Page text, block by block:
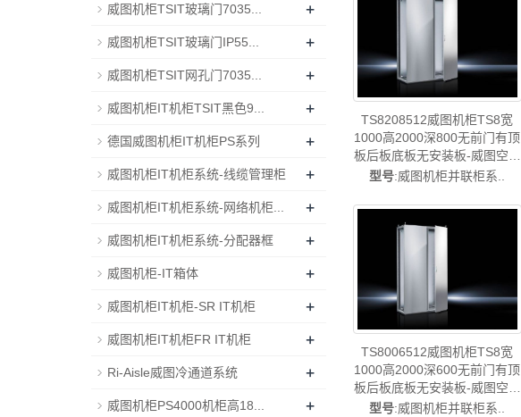
TS8208512威图机柜TS8宽
1000高2000深800无前门有顶
板后板底板无安装板-威图空调
威图风扇TS8208.512
型号:威图机柜并联柜系..
TS8006512威图机柜TS8宽
1000高2000深600无前门有顶
板后板底板无安装板-威图空调
威图风扇TS8006.512
型号:威图机柜并联柜系..
威图机柜TSIT玻璃门7035... +
威图机柜TSIT玻璃门IP55... +
威图机柜TSIT网孔门7035... +
威图机柜IT机柜TSIT黑色9... +
德国威图机柜IT机柜PS系列 +
威图机柜IT机柜系统-线缆管理柜 +
威图机柜IT机柜系统-网络机柜... +
威图机柜IT机柜系统-分配器框 +
威图机柜-IT箱体 +
威图机柜IT机柜-SR IT机柜 +
威图机柜IT机柜FR IT机柜 +
Ri-Aisle威图冷通道系统 +
威图机柜PS4000机柜高18... +